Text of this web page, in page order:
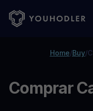
Home/Buy/
Comprar